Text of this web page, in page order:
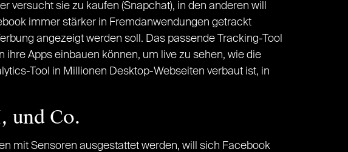
versucht sie zu kaufen (Snapchat), in den anderen will
immer stärker in Fremdanwendungen getrackt
angezeigt werden soll. Das passende Tracking-Tool
ihre Apps einbauen können, um live zu sehen, wie die
Tool in Millionen Desktop-Webseiten verbaut ist, in
und Co.
mit Sensoren ausgestattet werden, will sich Facebook